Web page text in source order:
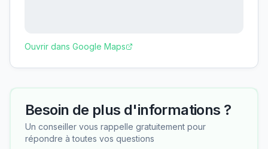
Ouvrir dans Google Maps
Besoin de plus d'informations ?
Un conseiller vous rappelle gratuitement pour
répondre à toutes vos questions